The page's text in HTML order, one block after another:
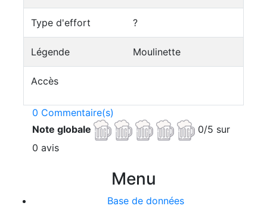
Type d'effort ?
Légende Moulinette
Accès
0 Commentaire(s)
Note globale
0/5 sur
0 avis
Menu
Base de données